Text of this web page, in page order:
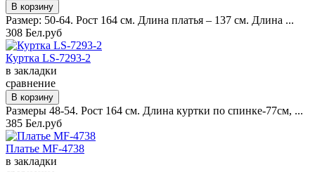
Размер: 50-64. Рост 164 см. Длина платья – 137 см. Длина ...
308 Бел.руб
Куртка LS-7293-2
в закладки
сравнение
Размеры 48-54. Рост 164 см. Длина куртки по спинке-77см, ...
385 Бел.руб
Платье MF-4738
в закладки